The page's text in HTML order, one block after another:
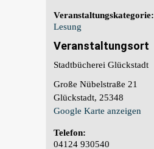
Veranstaltungskategorie:
Lesung
Veranstaltungsort
Stadtbücherei Glückstadt
Große Nübelstraße 21
Glückstadt, 25348
Google Karte anzeigen
Telefon:
04124 930540